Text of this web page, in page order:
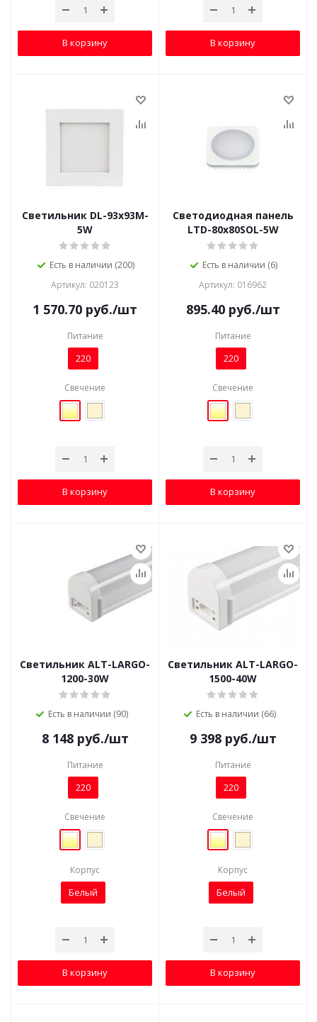
В корзину В корзину
Светильник DL-93x93M-
5W
Есть в наличии (200)
Артикул: 020123
1 570.70 руб./шт
Питание
220
Свечение
В корзину
Светодиодная панель
LTD-80x80SOL-5W
Есть в наличии (6)
Артикул: 016962
895.40руб./шт
Питание
220
Свечение
В корзину
Светильник ALT-LARGO-
1200-30W
Есть в наличии (90)
8 148руб./шт
Питание
220
Свечение
Корпус
Белый
В корзину
Светильник ALT-LARGO-
1500-40W
Есть в наличии (66)
9 398руб./шт
Питание
220
Свечение
Корпус
Белый
В корзину